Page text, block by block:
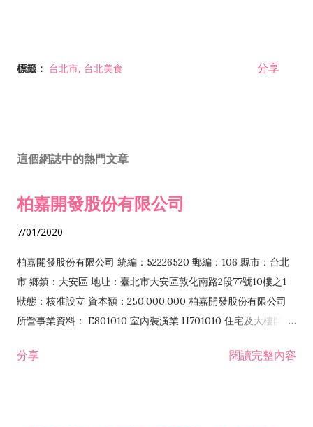
標籤： 台北市 台北美食 分享
這個網誌中的熱門文章
柏嘉開發股份有限公司
7/01/2020
柏嘉開發股份有限公司 統編：52226520 郵編：106 縣市：台北
市 鄉鎮：大安區 地址：臺北市大安區敦化南路2段77號10樓之1
狀態：核准設立 資本額：250,000,000 柏嘉開發股份有限公司
所營事業資料： E801010 室內裝潢業 H701010 住宅及大樓開發
發業 H703090 不動產買賣業 H703100 不動產租賃業 I503010
分享 閱讀完整內容